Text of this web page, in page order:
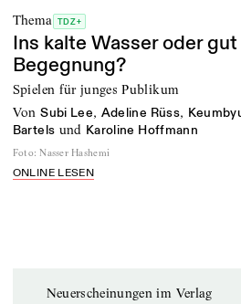
Thema TDZ+
Ins kalte Wasser oder
Begegnung?
Spielen für junges Publikum
von Subi Lee, Adeline Rüss,
Bartels und Karoline Hoffmann
Foto: Nasser Hashemi
ONLINE LESEN
Neuerscheinungen im Verlag